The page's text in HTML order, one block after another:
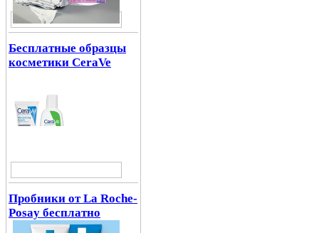
Бесплатные образцы
косметики CeraVe
Пробники от La Roche-
Posay бесплатно